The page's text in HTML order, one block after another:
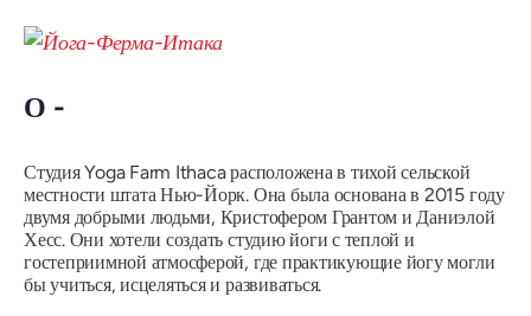
О -
Студия Yoga Farm Ithaca расположена в тихой сельской
местности штата Нью-Йорк. Она была основана в 2015 году
двумя добрыми людьми, Кристофером Грантом и Даниэлой
Хесс. Они хотели создать студию йоги с теплой и
гостеприимной атмосферой, где практикующие йогу могли
бы учиться, исцеляться и развиваться.